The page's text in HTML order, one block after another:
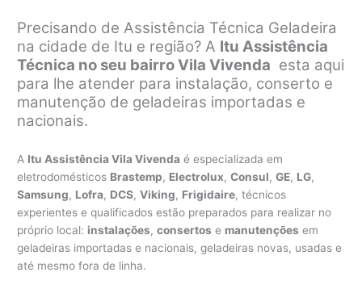
Precisando de Assistência Técnica Geladeira
na cidade de Itu e região? A Itu Assistência
Técnica no seu bairro Vila Vivenda esta aqui
para lhe atender para instalação, conserto e
manutenção de geladeiras importadas e
nacionais.
A Itu Assistência Vila Vivenda é especializada em
eletrodomésticos Brastemp, Electrolux,Consul,GE, LG,
Samsung, Lofra, DCS,Viking, Frigidaire, técnicos
experientes e qualificados estão preparados para realizar no
próprio local: instalações,consertos e manutenções em
geladeiras importadas e nacionais, geladeiras novas, usadas e
até mesmo fora de linha.